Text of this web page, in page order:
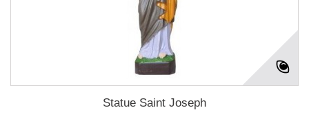
Statue Saint Joseph